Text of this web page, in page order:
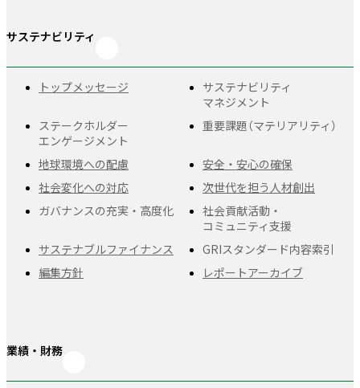
サステナビリティ
トップメッセージ
サステナビリティ
マネジメント
ステークホルダー
エンゲージメント
重要課題 （マテリアリティ）
地球環境への配慮 安全・安心の確保
社会変化への対応 次世代を担う人材創出
ガバナンスの充実・ 高度化
社会貢献活動・
コミュニティ支援
サステナブルファイナンス GRIスタンダード 内容索引
編集方針 レポートアーカイブ
業績・財務